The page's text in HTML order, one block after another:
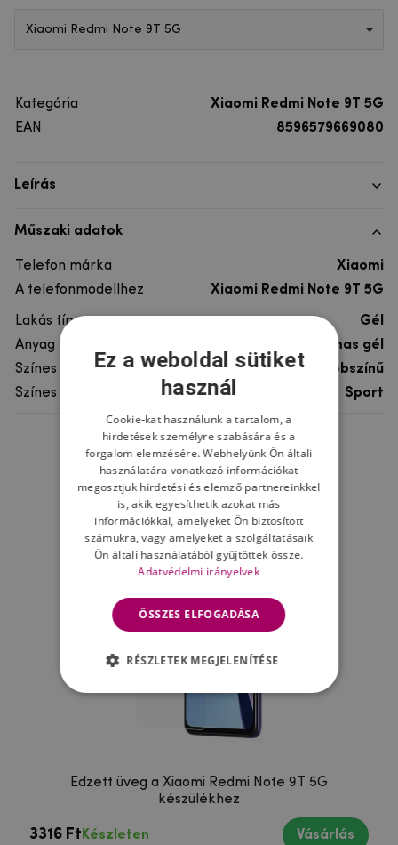
Xiaomi Redmi Note 9T 5G
Kategória
Xiaomi Redmi Note 9T 5G
EAN
8596579669080
Leírás
Műszaki adatok
Telefon márka
Xiaomi
A telefonmodellhez
Xiaomi Redmi Note 9T 5G
Lakás típusa
Gél
Anyag
rugalmas gél
Színes
többszínű
Színes motívum
Sport
Ne felejtsd el
Edzett üveg a Xiaomi Redmi Note 9T 5G
készülékhez
3316 Ft Készleten Vásárlás
Ez a weboldal sütiket
használ
Cookie-kat használunk a tartalom, a
hirdetések személyre szabására és a
forgalom elemzésére. Webhelyünk Ön általi
használatára vonatkozó információkat
megosztjuk hirdetési és elemző partnereinkkel
is, akik egyesíthetik azokat más
információkkal, amelyeket Ön biztosított
számukra, vagy amelyeket a szolgáltatásaik
Ön általi használatából gyűjtöttek össze.
Adatvédelmi irányelvek
ÖSSZES ELFOGADÁSA
RÉSZLETEK MEGJELENÍTÉSE